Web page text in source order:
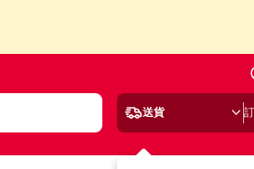
送貨